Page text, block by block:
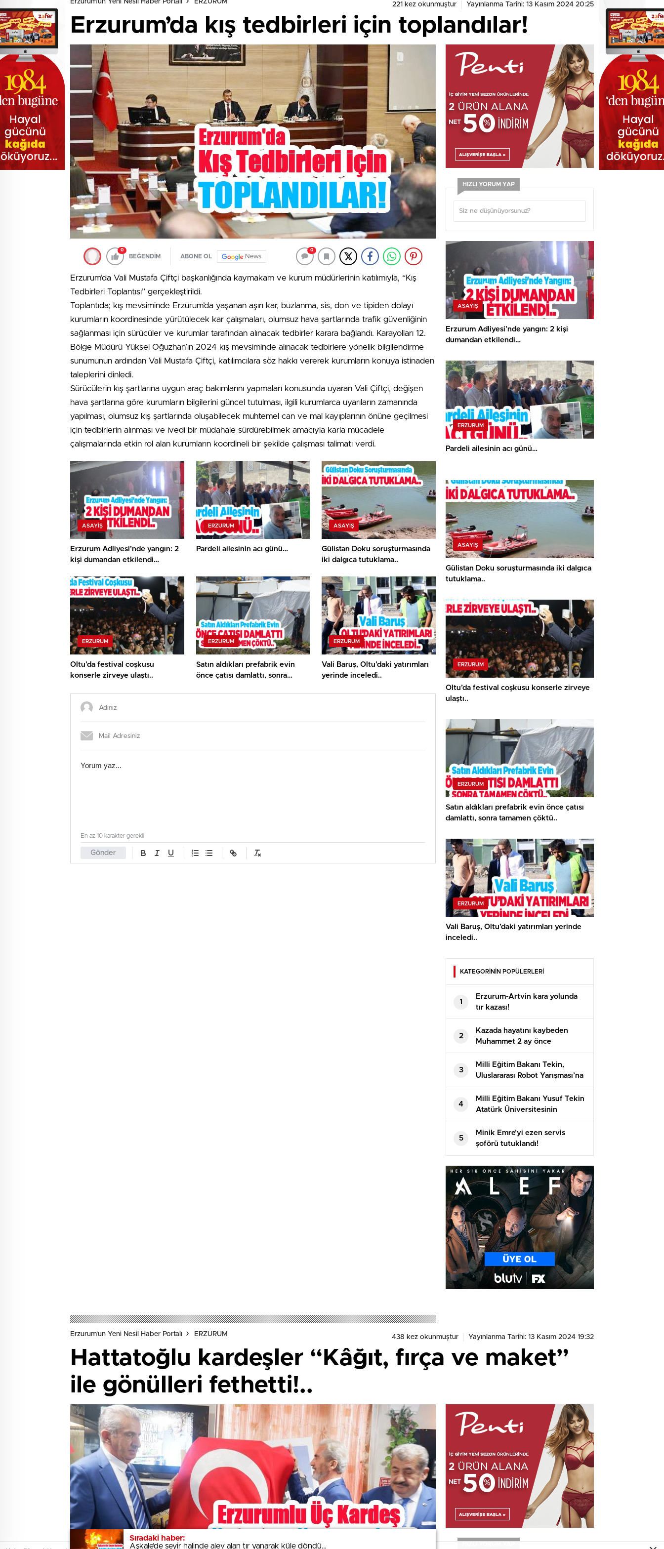
Erzurum'un Yeni Nesil Haber Portalı ERZURUM 221 kez okunmuştur Yayınlanma Tarihi: 13 Kasım 2024 20:25
Erzurum’da kış tedbirleri için toplandılar!
0
BEĞENDİM ABONE OL News
0
Erzurum’da Vali Mustafa Çiftçi başkanlığında kaymakam ve kurum müdürlerinin katılımıyla, “Kış
Tedbirleri Toplantısı” gerçekleştirildi.
Toplantıda; kış mevsiminde Erzurum’da yaşanan aşırı kar, buzlanma, sis, don ve tipiden dolayı
kurumların koordinesinde yürütülecek kar çalışmaları, olumsuz hava şartlarında trafik güvenliğinin
sağlanması için sürücüler ve kurumlar tarafından alınacak tedbirler karara bağlandı. Karayolları 12.
Bölge Müdürü Yüksel Oğuzhan’ın 2024 kış mevsiminde alınacak tedbirlere yönelik bilgilendirme
sunumunun ardından Vali Mustafa Çiftçi, katılımcılara söz hakkı vererek kurumların konuya istinaden
taleplerini dinledi.
Sürücülerin kış şartlarına uygun araç bakımlarını yapmaları konusunda uyaran Vali Çiftçi, değişen
hava şartlarına göre kurumların bilgilerini güncel tutulması, ilgili kurumlarca uyarıların zamanında
yapılması, olumsuz kış şartlarında oluşabilecek muhtemel can ve mal kayıplarının önüne geçilmesi
için tedbirlerin alınması ve ivedi bir müdahale sürdürebilmek amacıyla karla mücadele
çalışmalarında etkin rol alan kurumların koordineli bir şekilde çalışması talimatı verdi.
ASAYİŞ
Erzurum Adliyesi’nde yangın: 2
kişi dumandan etkilendi…
ERZURUM
Pardeli ailesinin acı günü…
ASAYİŞ
Gülistan Doku soruşturmasında
iki dalgıca tutuklama..
ERZURUM
Oltu’da festival coşkusu
konserle zirveye ulaştı..
ERZURUM
Satın aldıkları prefabrik evin
önce çatısı damlattı, sonra
ERZURUM
Vali Baruş, Oltu’daki yatırımları
yerinde inceledi..
Gönder
En az 10 karakter gerekli
Sıradaki haber:
Aşkale’de seyir halinde alev alan tır yanarak küle döndü…
HIZLI YORUM YAP
ASAYİŞ
Erzurum Adliyesi’nde yangın: 2 kişi
dumandan etkilendi…
ERZURUM
Pardeli ailesinin acı günü…
ASAYİŞ
Gülistan Doku soruşturmasında iki dalgıca
tutuklama..
ERZURUM
Oltu’da festival coşkusu konserle zirveye
ulaştı..
ERZURUM
Satın aldıkları prefabrik evin önce çatısı
damlattı, sonra tamamen çöktü..
ERZURUM
Vali Baruş, Oltu’daki yatırımları yerinde
inceledi..
KATEGORİNİN POPÜLERLERİ
1
Erzurum-Artvin kara yolunda
tır kazası!
2
Kazada hayatını kaybeden
Muhammet 2 ay önce
evlenmişti!
3
Milli Eğitim Bakanı Tekin,
Uluslararası Robot Yarışması’na
katılan öğrencilerle bir araya
geldi
4
Milli Eğitim Bakanı Yusuf Tekin
Atatürk Üniversitesinin
akademik yılı açılış töreninde
konuştu
5
Minik Emre’yi ezen servis
şoförü tutuklandı!
Erzurum'un Yeni Nesil Haber Portalı ERZURUM 438 kez okunmuştur Yayınlanma Tarihi: 13 Kasım 2024 19:32
Hattatoğlu kardeşler “Kâğıt, fırça ve maket”
ile gönülleri fethetti!..
Sıradaki haber:
Aşkale’de seyir halinde alev alan tır yanarak küle döndü…